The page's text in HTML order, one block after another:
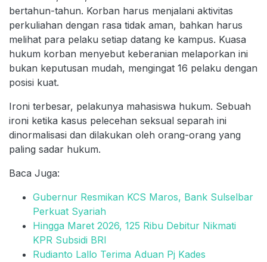
bertahun-tahun. Korban harus menjalani aktivitas
perkuliahan dengan rasa tidak aman, bahkan harus
melihat para pelaku setiap datang ke kampus. Kuasa
hukum korban menyebut keberanian melaporkan ini
bukan keputusan mudah, mengingat 16 pelaku dengan
posisi kuat.
Ironi terbesar, pelakunya mahasiswa hukum. Sebuah
ironi ketika kasus pelecehan seksual separah ini
dinormalisasi dan dilakukan oleh orang-orang yang
paling sadar hukum.
Baca Juga:
Gubernur Resmikan KCS Maros, Bank Sulselbar
Perkuat Syariah
Hingga Maret 2026, 125 Ribu Debitur Nikmati
KPR Subsidi BRI
Rudianto Lallo Terima Aduan Pj Kades